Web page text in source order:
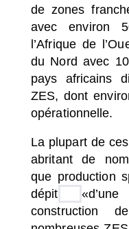
de zones
avec environ
l’Afrique de
du Nord avec
pays africains
ZES, dont
opérationnelle.
La plupart de
abritant de
que production
dépit
construction